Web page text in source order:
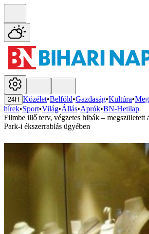
24H Közélet•Belföld•Gazdaság•Kultúra•
hírek•Sport•Világ•Állás•Aprók•BN-Hetilap
Filmbe illő terv, végzetes hibák – megszületett
Park-i ékszerrablás ügyében